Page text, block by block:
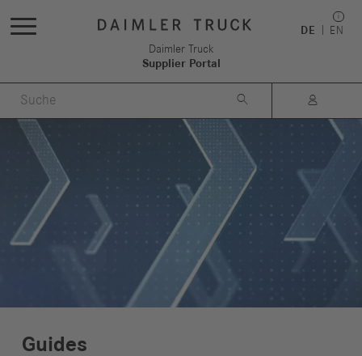
DE
EN
Daimler Truck
Supplier Portal
 
Guides